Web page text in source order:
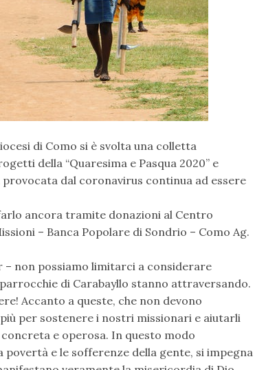
di Como si è svolta una colletta
della “Quaresima e Pasqua 2020” e
dal coronavirus continua ad essere
ancora tramite donazioni al Centro
– Banca Popolare di Sondrio – Como Ag.
– non possiamo limitarci a considerare
di Carabayllo stanno attraversando.
Accanto a queste, che non devono
per sostenere i nostri missionari e aiutarli
e operosa. In questo modo
povertà e le sofferenze della gente, si impegna